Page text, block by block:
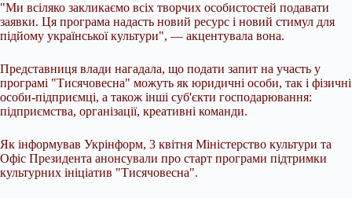
"Ми всіляко закликаємо всіх творчих особистостей подавати
заявки. Ця програма надасть новий ресурс і новий стимул для
підйому української культури", — акцентувала вона.
Представниця влади нагадала, що подати запит на участь у
програмі "Тисячовесна" можуть як юридичні особи, так і фізичні
особи-підприємці, а також інші суб'єкти господарювання:
підприємства, організації, креативні команди.
Як інформував Укрінформ, 3 квітня Міністерство культури та
Офіс Президента анонсували про старт програми підтримки
культурних ініціатив "Тисячовесна".